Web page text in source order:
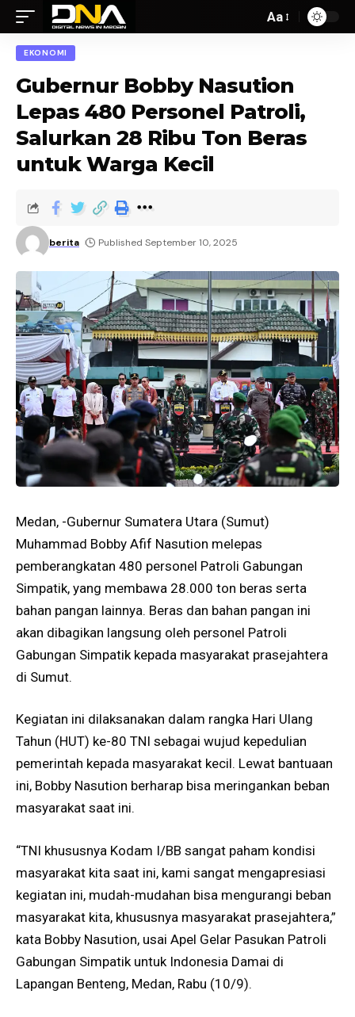
Aa
EKONOMI
Gubernur Bobby Nasution
Lepas 480 Personel Patroli,
Salurkan 28 Ribu Ton Beras
untuk Warga Kecil
berita Published September 10, 2025
Medan, -Gubernur Sumatera Utara (Sumut)
Muhammad Bobby Afif Nasution melepas
pemberangkatan 480 personel Patroli Gabungan
Simpatik, yang membawa 28.000 ton beras serta
bahan pangan lainnya. Beras dan bahan pangan ini
akan dibagikan langsung oleh personel Patroli
Gabungan Simpatik kepada masyarakat prasejahtera
di Sumut.
Kegiatan ini dilaksanakan dalam rangka Hari Ulang
Tahun (HUT) ke-80 TNI sebagai wujud kepedulian
pemerintah kepada masyarakat kecil. Lewat bantuaan
ini, Bobby Nasution berharap bisa meringankan beban
masyarakat saat ini.
“TNI khususnya Kodam I/BB sangat paham kondisi
masyarakat kita saat ini, kami sangat mengapresiasi
kegiatan ini, mudah-mudahan bisa mengurangi beban
masyarakat kita, khususnya masyarakat prasejahtera,”
kata Bobby Nasution, usai Apel Gelar Pasukan Patroli
Gabungan Simpatik untuk Indonesia Damai di
Lapangan Benteng, Medan, Rabu (10/9).